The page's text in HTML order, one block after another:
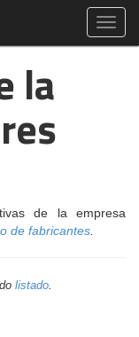
la
de la empresa
de fabricantes
listado.